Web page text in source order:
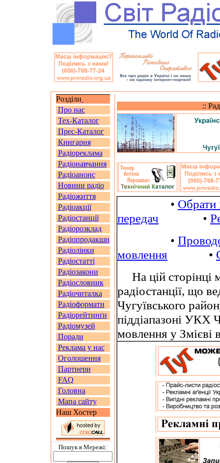
Розділи
Про нас
Тех-Каталог
Прес-Каталог
Книгарня
Радіореклама
Радіонавчання
Радіоанонс
Новини радіо
Радіожиття
Радіоакції
Радіостанції
Радіорозклад
Радіопродакшн
Радіолінки
Радіостатті
Радіозакони
Радіословник
Радіочиталка
Радіоформати
Радіорейтинґи
Радіомузей
Поради
Реклама у нас
Оголошення
Партнери
FAQ
Головна
Мапа сайту
Наш Хостер
Пошук в Мережi:
::
• Обрати
передач •
•
мовлення •
На цій сторінці
радіостанції, що
Чугуївського
піддіапазоні
мовлення у Змієві